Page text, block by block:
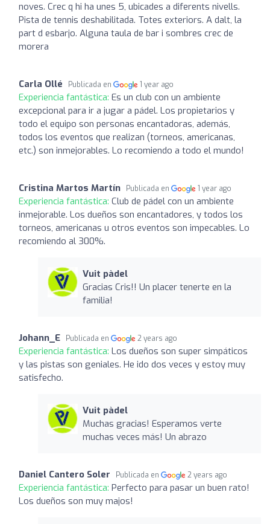
noves. Crec q hi ha unes 5, ubicades a diferents nivells.
Pista de tennis deshabilitada. Totes exteriors. A dalt, la
part d esbarjo. Alguna taula de bar i sombres crec de
morera
Carla Ollé Publicada en 1 year ago
Experiencia fantástica: Es un club con un ambiente
excepcional para ir a jugar a pádel. Los propietarios y
todo el equipo son personas encantadoras, además,
todos los eventos que realizan (torneos, americanas,
etc.) son inmejorables. Lo recomiendo a todo el mundo!
Cristina Martos Martín Publicada en 1 year ago
Experiencia fantástica: Club de pádel con un ambiente
inmejorable. Los dueños son encantadores, y todos los
torneos, americanas u otros eventos son impecables. Lo
recomiendo al 300%.
Vuit pàdel
Gracias Cris!! Un placer tenerte en la
familia!
Johann_E Publicada en 2 years ago
Experiencia fantástica: Los dueños son super simpáticos
y las pistas son geniales. He ido dos veces y estoy muy
satisfecho.
Vuit pàdel
Muchas gracias! Esperamos verte
muchas veces más! Un abrazo
Daniel Cantero Soler Publicada en 2 years ago
Experiencia fantástica: Perfecto para pasar un buen rato!
Los dueños son muy majos!